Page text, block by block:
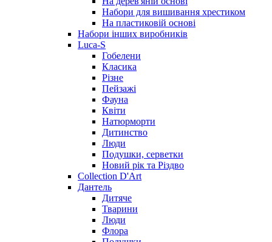
Набори для вишивання хрестиком
На пластиковій основі
Набори інших виробників
Luca-S
Гобелени
Класика
Різне
Пейзажі
Фауна
Квіти
Натюрморти
Дитинство
Люди
Подушки, серветки
Новий рік та Різдво
Collection D'Art
Дантель
Дитяче
Тварини
Люди
Флора